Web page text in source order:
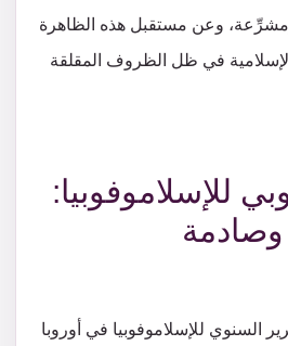
وعن مستقبل هذه الظاهرة
في ظل الظروف المقلقة
للإسلاموفوبيا:
وصادمة
السنوي للإسلاموفوبيا في أوروبا